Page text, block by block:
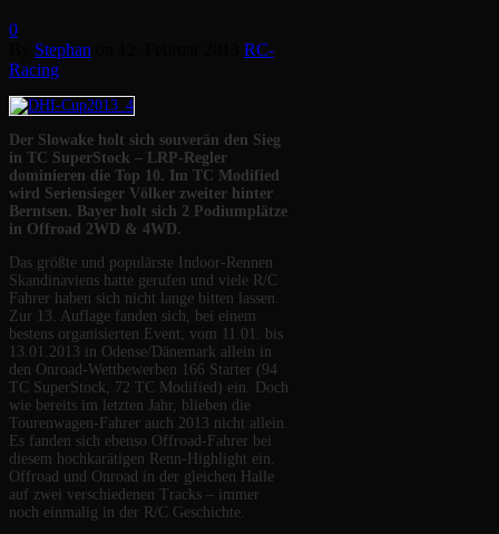
0
Stephan
RC-
Racing
Der Slowake holt sich souverän den Sieg
in TC SuperStock – LRP-Regler
dominieren die Top 10. Im TC Modified
wird Seriensieger Völker zweiter hinter
Berntsen. Bayer holt sich 2 Podiumplätze
in Offroad 2WD & 4WD.
Das größte und populärste Indoor-Rennen
Skandinaviens hatte gerufen und viele R/C
Fahrer haben sich nicht lange bitten lassen.
Zur 13. Auflage fanden sich, bei einem
bestens organisierten Event, vom 11.01. bis
13.01.2013 in Odense/Dänemark allein in
den Onroad-Wettbewerben 166 Starter (94
TC SuperStock, 72 TC Modified) ein. Doch
wie bereits im letzten Jahr, blieben die
Tourenwagen-Fahrer auch 2013 nicht allein.
Es fanden sich ebenso Offroad-Fahrer bei
diesem hochkarätigen Renn-Highlight ein.
Offroad und Onroad in der gleichen Halle
auf zwei verschiedenen Tracks – immer
noch einmalig in der R/C Geschichte.